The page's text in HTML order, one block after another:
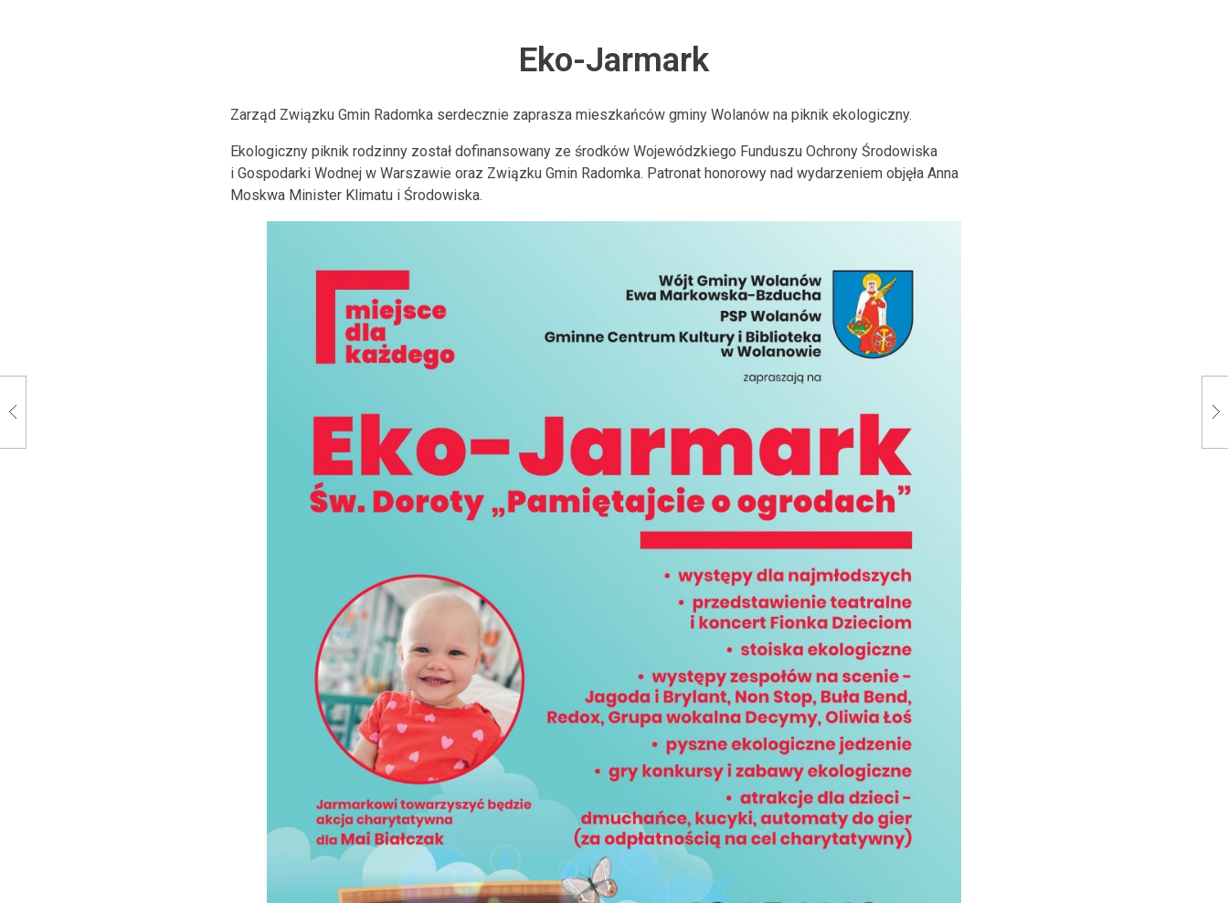
Eko-Jarmark
Zarząd Związku Gmin Radomka serdecznie zaprasza mieszkańców gminy Wolanów na piknik ekologiczny.
Ekologiczny piknik rodzinny został dofinansowany ze środków Wojewódzkiego Funduszu Ochrony Środowiska
i Gospodarki Wodnej w Warszawie oraz Związku Gmin Radomka. Patronat honorowy nad wydarzeniem objęła Anna
Moskwa Minister Klimatu i Środowiska.